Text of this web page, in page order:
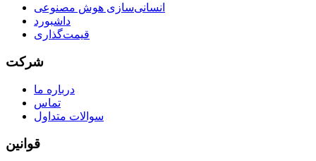
انسانی‌سازی هوش مصنوعی
داشبورد
قیمت‌گذاری
شرکت
درباره ما
تماس
سوالات متداول
قوانین